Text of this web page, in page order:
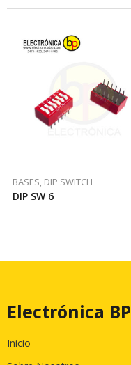
BASES, DIP SWITCH
DIP SW 6
Electrónica BP
Inicio